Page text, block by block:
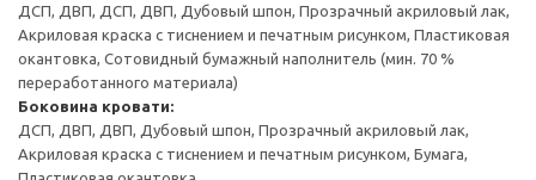
ДСП, ДВП, ДСП, ДВП, Дубовый шпон, Прозрачный акриловый лак,
Акриловая краска с тиснением и печатным рисунком, Пластиковая
окантовка, Сотовидный бумажный наполнитель (мин. 70 %
переработанного материала)
Боковина кровати:
ДСП, ДВП, ДВП, Дубовый шпон, Прозрачный акриловый лак,
Акриловая краска с тиснением и печатным рисунком, Бумага,